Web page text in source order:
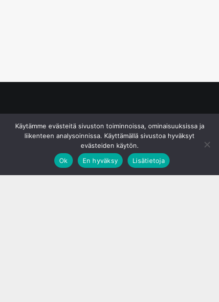
Käytämme evästeitä sivuston toiminnoissa, ominaisuuksissa ja
liikenteen analysoinnissa. Käyttämällä sivustoa hyväksyt
evästeiden käytön.
Ok
En hyväksy Lisätietoja